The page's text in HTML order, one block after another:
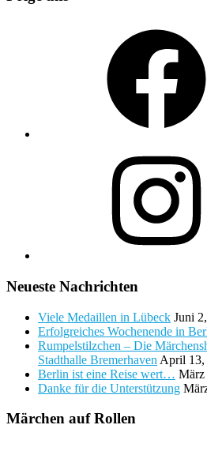
Neueste Nachrichten
Viele Medaillen in Lübeck Juni
Erfolgreiches Wochenende in
Rumpelstilzchen – Die
Stadthalle Bremerhaven April 13,
Berlin ist eine Reise wert… März
Danke für die Unterstützung
Märchen auf Rollen